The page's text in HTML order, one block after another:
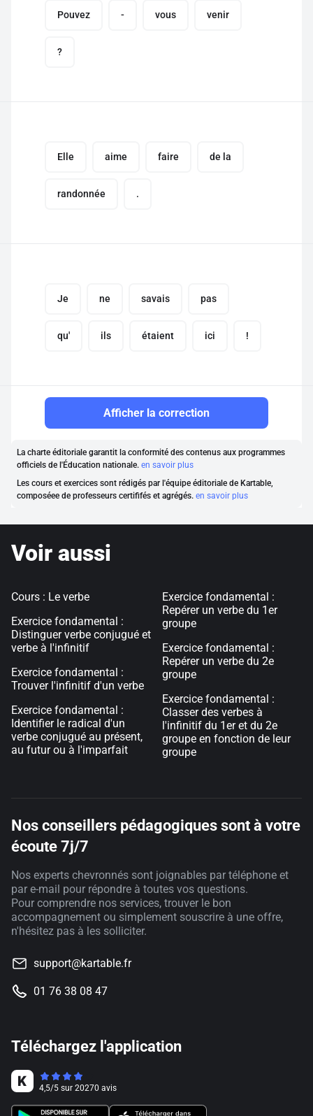
Pouvez - vous venir
?
Elle aime faire de la
randonnée .
Je ne savais pas
qu' ils étaient ici !
Afficher la correction
La charte éditoriale garantit la conformité des contenus aux programmes
officiels de l'Éducation nationale. en savoir plus
Les cours et exercices sont rédigés par l'équipe éditoriale de Kartable,
composéee de professeurs certififés et agrégés. en savoir plus
Voir aussi
Cours : Le verbe
Exercice fondamental :
Distinguer verbe conjugué et
verbe à l'infinitif
Exercice fondamental :
Trouver l'infinitif d'un verbe
Exercice fondamental :
Identifier le radical d'un
verbe conjugué au présent,
au futur ou à l'imparfait
Exercice fondamental :
Repérer un verbe du 1er
groupe
Exercice fondamental :
Repérer un verbe du 2e
groupe
Exercice fondamental :
Classer des verbes à
l'infinitif du 1er et du 2e
groupe en fonction de leur
groupe
Nos conseillers pédagogiques sont à votre
écoute 7j/7
Nos experts chevronnés sont joignables par téléphone et
par e-mail pour répondre à toutes vos questions.
Pour comprendre nos services, trouver le bon
accompagnement ou simplement souscrire à une offre,
n'hésitez pas à les solliciter.
support@kartable.fr
01 76 38 08 47
Téléchargez l'application
4,5/5 sur 20270 avis